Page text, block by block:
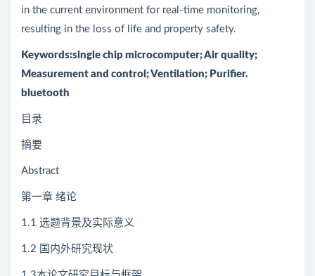
in the current environment for real-time monitoring,
resulting in the loss of life and property safety.
Keywords:single chip microcomputer; Air quality;
Measurement and control; Ventilation; Purifier.
bluetooth
目录
摘要
Abstract
第一章 绪论
1.1 选题背景及实际意义
1.2 国内外研究现状